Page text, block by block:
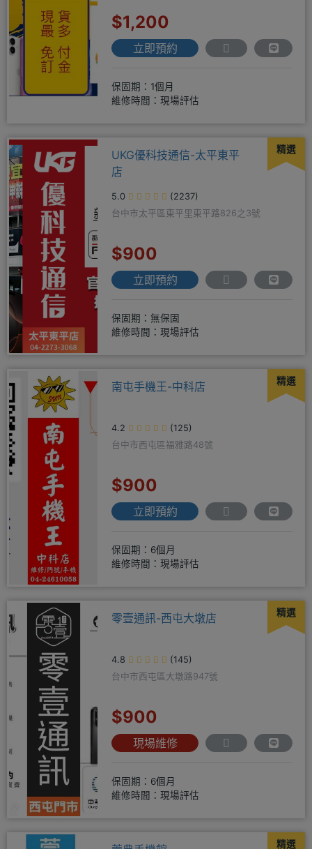
$1,200
立即預約
保固期：1個月
維修時間：現場評估
精選
UKG優科技通信-太平東平
店
5.0
(2237)
台中市太平區東平里東平路826之3號
$900
立即預約
保固期：無保固
維修時間：現場評估
精選
南屯手機王-中科店
4.2
(125)
台中市西屯區福雅路48號
$900
立即預約
保固期：6個月
維修時間：現場評估
精選
零壹通訊-西屯大墩店
4.8
(145)
台中市西屯區大墩路947號
$900
現場維修
保固期：6個月
維修時間：現場評估
精選